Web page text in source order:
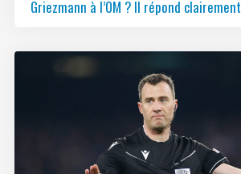
Griezmann à l’OM ? Il répond clairement